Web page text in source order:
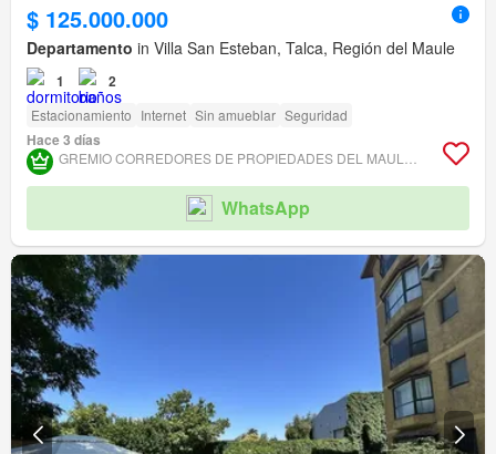
$ 125.000.000
Departamento in Villa San Esteban, Talca, Región del Maule
1 2
Estacionamiento Internet Sin amueblar Seguridad
Hace 3 días
WhatsApp